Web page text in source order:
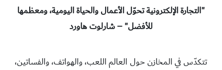
"التجارة الإلكترونية تحوّل الأعمال والحياة اليومية، ومعظمها
للأفضل" – شارلوت هاورد
تتكدّس في المخازن حول العالم اللعب، والهواتف، والفساتين،